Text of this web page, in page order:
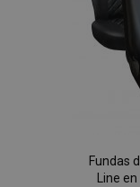
Fundas
Line